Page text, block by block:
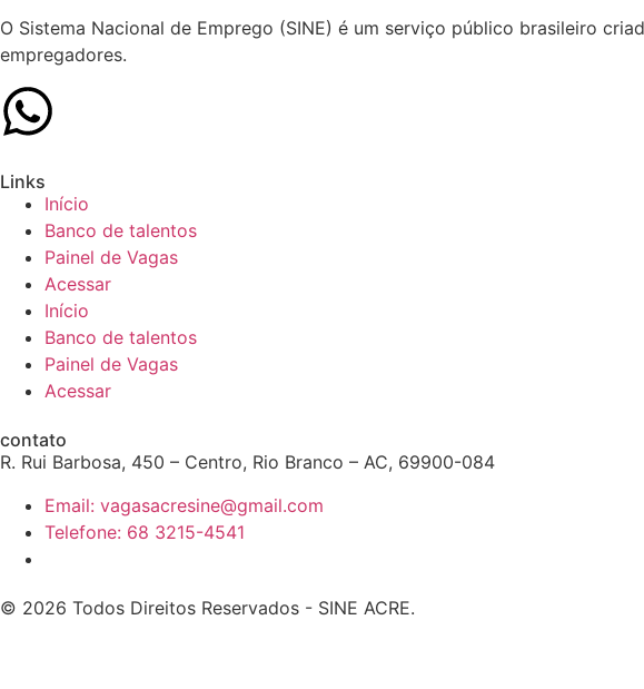
O Sistema Nacional de Emprego (SINE) é um serviço público brasileiro
empregadores.
Links
Início
Banco de talentos
Painel de Vagas
Acessar
Início
Banco de talentos
Painel de Vagas
Acessar
contato
R. Rui Barbosa, 450 – Centro, Rio Branco – AC, 69900-084
Email: vagasacresine@gmail.com
Telefone: 68 3215-4541
© 2026 Todos Direitos Reservados - SINE ACRE.